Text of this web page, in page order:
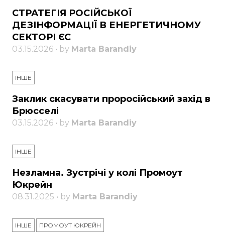
СТРАТЕГІЯ РОСІЙСЬКОЇ
ДЕЗІНФОРМАЦІЇ В ЕНЕРГЕТИЧНОМУ
СЕКТОРІ ЄС
03.15.2026 • by Marta Barandiy
ІНШЕ
Заклик скасувати проросійський захід в
Брюсселі
03.15.2026 • by Marta Barandiy
ІНШЕ
Незламна. Зустрічі у колі Промоут
Юкрейн
08.31.2025 • by Marta Barandiy
ІНШЕ ПРОМОУТ ЮКРЕЙН